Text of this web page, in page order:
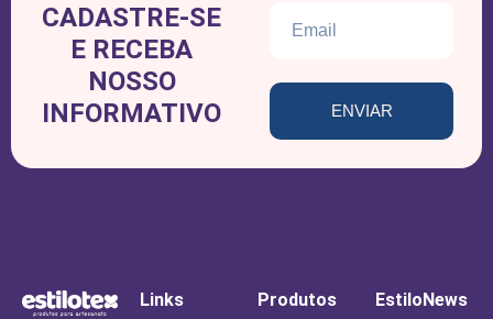
CADASTRE-SE
E RECEBA
NOSSO
INFORMATIVO
ENVIAR
Links Produtos EstiloNews